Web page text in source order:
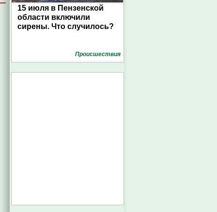
15 июля в Пензенской
области включили
сирены. Что случилось?
Проиcшествия